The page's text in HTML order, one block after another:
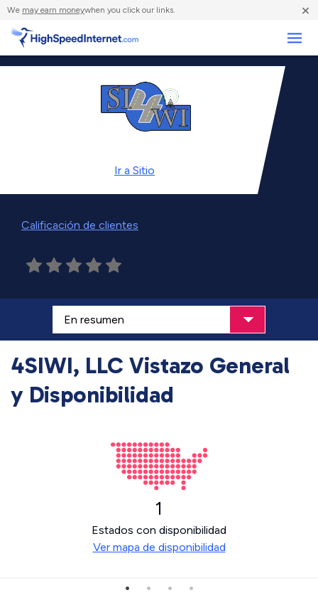
We may earn moneywhen you click our links. ×
Ir a Sitio
Calificación de clientes
4SIWI, LLC Vistazo General
y Disponibilidad
1
Estados con disponibilidad
Ver mapa de disponibilidad